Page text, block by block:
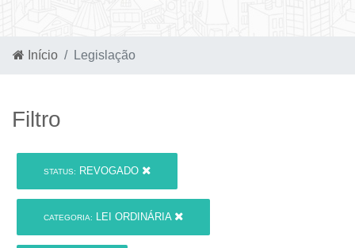
Início Legislação
Filtro
STATUS: REVOGADO
CATEGORIA: LEI ORDINÁRIA